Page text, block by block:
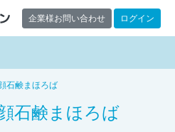
企業様お問い合わせ ログイン
石鹸まほろば
石鹸まほろば